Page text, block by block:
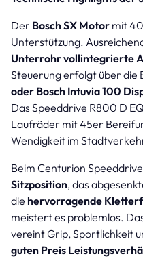
Der Bosch SX Motor mit
Unterstützung.
Unterrohr vollintegrierte
Steuerung erfolgt über die
oder Bosch Intuvia 100
Das Speeddrive R800 D
Laufräder mit 45er
Wendigkeit im
Beim Centurion
Sitzposition, das
die hervorragende
meistert es problemlos.
vereint Grip, Sportlichkeit
guten Preis